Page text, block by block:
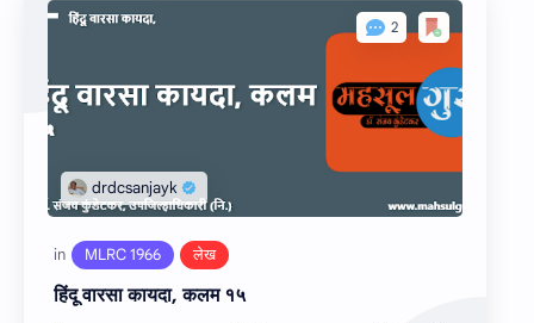
हिंदू वारसा कायदा, कलम १५